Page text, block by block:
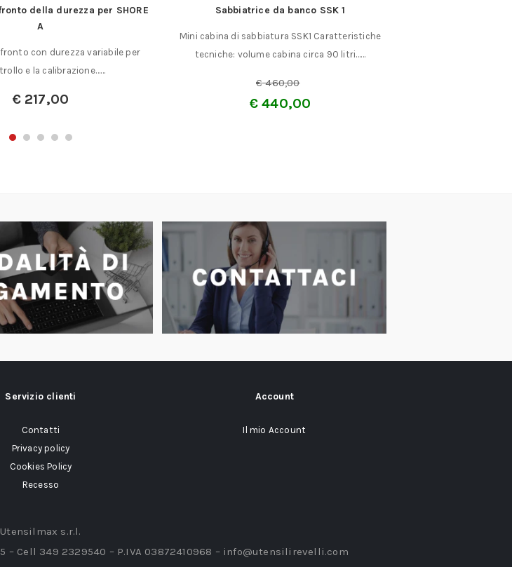
della durezza per SHORE
A
con durezza variabile per
e la calibrazione……
€217,00
Sabbiatrice da banco SSK 1
Mini cabina di sabbiatura SSK1 Caratteristiche
tecniche: volume cabina circa 90 litri……
€460,00
€ 440,00
Servizio clienti
Contatti
Privacy policy
Cookies Policy
Recesso
Account
Il mio Account
Utensilmax s.r.l.
– Cell 349 2329540 – P.IVA 03872410968 – info@utensilirevelli.com